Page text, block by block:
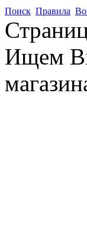
Поиск Правила
Ищем